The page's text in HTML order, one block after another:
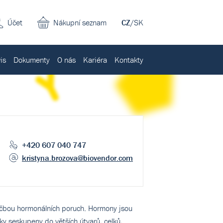
CZ/SK
Nákupní seznam
Účet
Dokumenty O nás Kariéra Kontakty
+420 607 040 747
kristyna.brozova@biovendor.com
hormonálních poruch. Hormony jsou
seskupeny do větších útvarů, celků,